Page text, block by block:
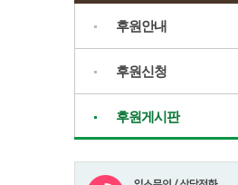
후원안내
후원신청
후원게시판